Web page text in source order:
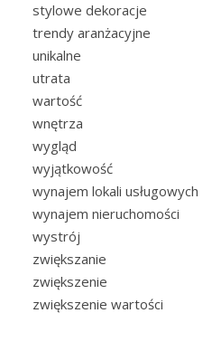
stylowe dekoracje
trendy aranżacyjne
unikalne
utrata
wartość
wnętrza
wygląd
wyjątkowość
wynajem lokali usługowych
wynajem nieruchomości
wystrój
zwiększanie
zwiększenie
zwiększenie wartości